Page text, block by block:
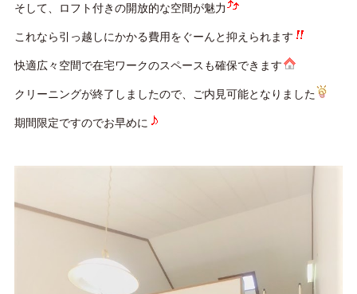
そして、ロフト付きの開放的な空間が魅力
これなら引っ越しにかかる費用をぐーんと抑えられます
快適広々空間で在宅ワークのスペースも確保できます
クリーニングが終了しましたので、ご内見可能となりました
期間限定ですのでお早めに